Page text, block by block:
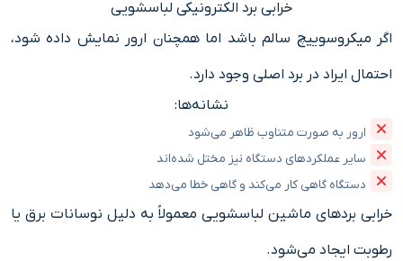
خرابی برد الکترونیکی لباسشویی
اگر میکروسوییچ سالم باشد اما همچنان ارور نمایش داده شود،
احتمال ایراد در برد اصلی وجود دارد.
نشانه‌ها:
ارور به صورت متناوب ظاهر می‌شود
سایر عملکردهای دستگاه نیز مختل شده‌اند
دستگاه گاهی کار می‌کند و گاهی خطا می‌دهد
خرابی بردهای ماشین لباسشویی معمولاً به دلیل نوسانات برق یا
رطوبت ایجاد می‌شود.